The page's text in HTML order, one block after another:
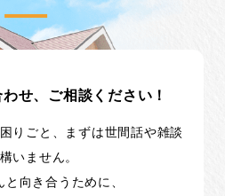
せ、ご相談ください！
りごと、まずは世間話や雑談
いません。
と向き合うために、